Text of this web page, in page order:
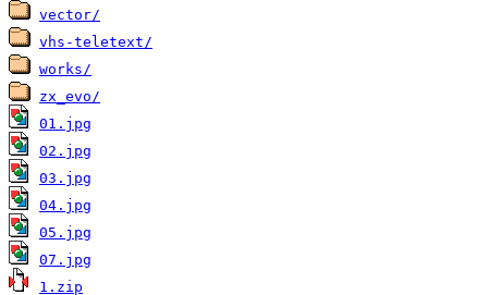
vector/
vhs-teletext/
works/
zx_evo/
01.jpg
02.jpg
03.jpg
04.jpg
05.jpg
07.jpg
1.zip